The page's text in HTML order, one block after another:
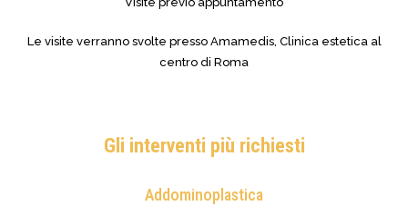
Le visite verranno svolte presso Amamedis, Clinica estetica al
centro di Roma
Gli interventi più richiesti
Addominoplastica